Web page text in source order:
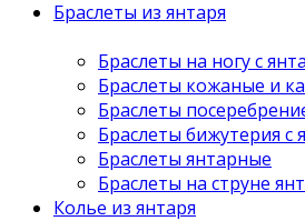
Браслеты из янтаря
Браслеты на ногу с
Браслеты кожаные и
Браслеты
Браслеты бижутерия с
Браслеты янтарные
Браслеты на струне
Колье из янтаря